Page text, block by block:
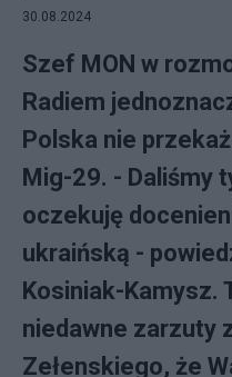
30.08.2024
Szef MON w
Radiem
Polska nie
Mig-29. - Daliśmy
oczekuję
ukraińską -
Kosiniak-Kamysz.
niedawne zarzuty
Zełenskiego, że